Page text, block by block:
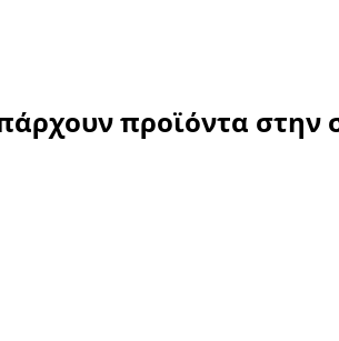
προϊόντα στην